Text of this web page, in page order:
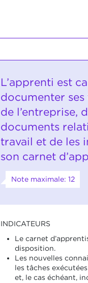
L’apprenti est
documenter ses
de l’entreprise,
documents
travail et de les
son carnet
Note maximale: 12
INDICATEURS
Le carnet
disposition.
Les nouvelles
les tâches
et, le cas échéant,